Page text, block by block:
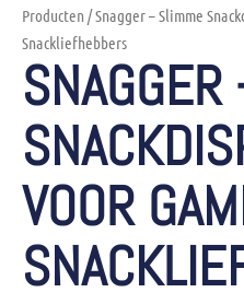
Producten / Snagger – Slimme
Snackliefhebbers
VOOR